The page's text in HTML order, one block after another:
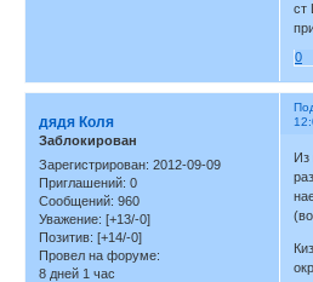
ст
0
дядя Коля
Заблокирован
Зарегистрирован: 2012-09-09
Приглашений: 0
Сообщений: 960
Уважение: [+13/-0]
Позитив: [+14/-0]
Провел на форуме:
8 дней 1 час
Из